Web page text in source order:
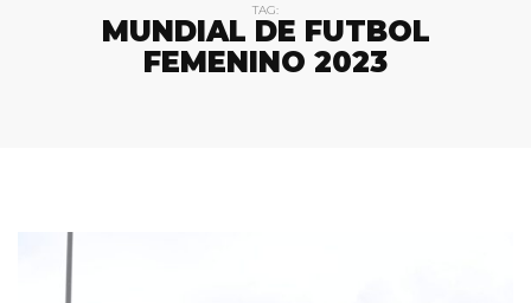
TAG:
MUNDIAL DE FUTBOL
FEMENINO 2023